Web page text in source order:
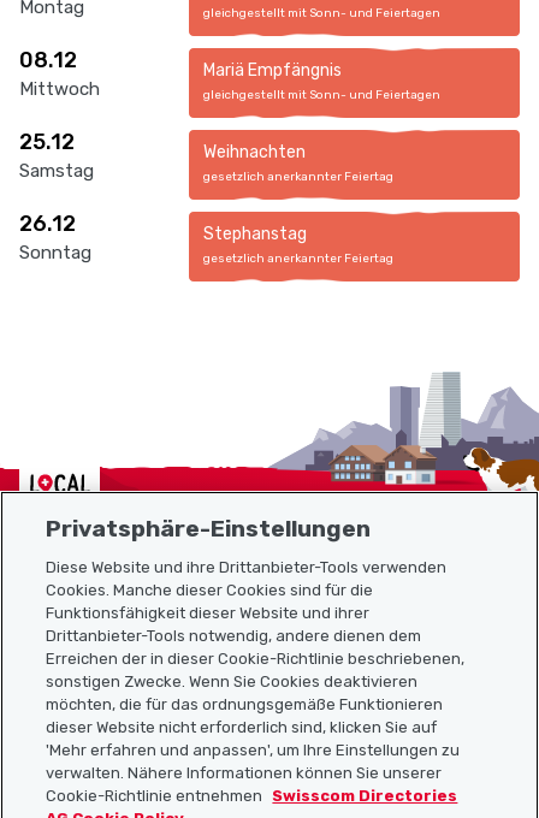
Montag gleichgestellt mit Sonn- und Feiertagen
08.12
Mittwoch
Mariä Empfängnis
gleichgestellt mit Sonn- und Feiertagen
25.12
Samstag
Weihnachten
gesetzlich anerkannter Feiertag
26.12
Sonntag
Stephanstag
gesetzlich anerkannter Feiertag
Localcities
Sitemap
Nützliche Links
Localcities App herunterladen
Privatsphäre-Einstellungen
Diese Website und ihre Drittanbieter-Tools verwenden
Cookies. Manche dieser Cookies sind für die
Funktionsfähigkeit dieser Website und ihrer
Drittanbieter-Tools notwendig, andere dienen dem
Erreichen der in dieser Cookie-Richtlinie beschriebenen,
sonstigen Zwecke. Wenn Sie Cookies deaktivieren
möchten, die für das ordnungsgemäße Funktionieren
dieser Website nicht erforderlich sind, klicken Sie auf
'Mehr erfahren und anpassen', um Ihre Einstellungen zu
verwalten. Nähere Informationen können Sie unserer
Cookie-Richtlinie entnehmen
Swisscom Directories